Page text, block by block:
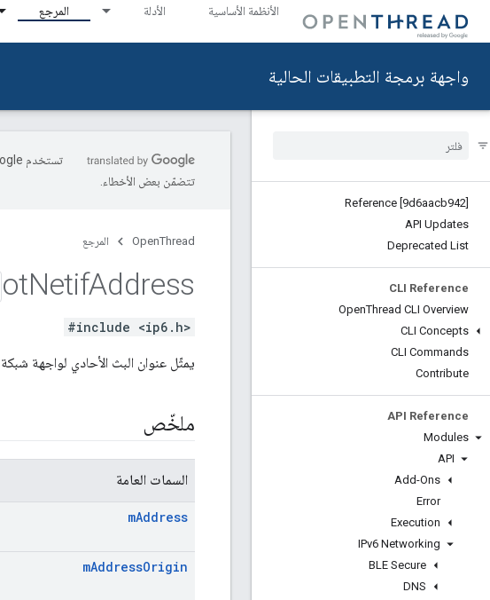
الأنظمة الأساسية الأدلة المرجع
واجهة برمجة التطبيقات الحالية
Reference [9d6aacb942]
API Updates
Deprecated List
CLI Reference
OpenThread CLI Overview
CLI Concepts
CLI Commands
Contribute
API Reference
Modules
API
Add-Ons
Error
Execution
IPv6 Networking
BLE Secure
DNS
تتضمّن بعض الأخطاء.
OpenThread المرجع
otNetifAddress
#include <ip6.h>
يمثّل عنوان البث الأحادي لواجهة شبكة IPv6.
ملخّص
السمات العامة
mAddress
mAddressOrigin